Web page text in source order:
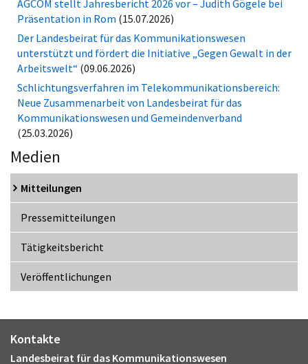
AGCOM stellt Jahresbericht 2026 vor – Judith Gögele bei
Präsentation in Rom (15.07.2026)
Der Landesbeirat für das Kommunikationswesen
unterstützt und fördert die Initiative „Gegen Gewalt in der
Arbeitswelt“ (09.06.2026)
Schlichtungsverfahren im Telekommunikationsbereich:
Neue Zusammenarbeit von Landesbeirat für das
Kommunikationswesen und Gemeindenverband
(25.03.2026)
Medien
Mitteilungen
Pressemitteilungen
Tätigkeitsbericht
Veröffentlichungen
Kontakte
Landesbeirat für das Kommunikationswesen